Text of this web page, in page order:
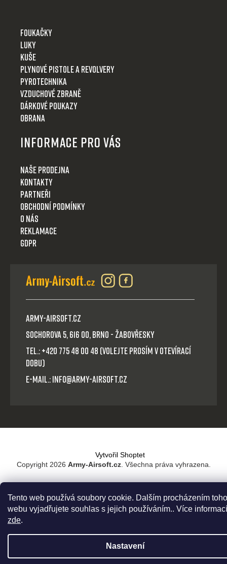
Tento web používá soubory cookie. Dalším procházením
webu vyjadřujete souhlas s jejich používáním.. Více informací
zde.
Nastavení
Foukačky
Luky
Kuše
Plynové pistole a revolvery
Pyrotechnika
Vzduchové zbraně
Dárkové poukazy
Obrana
Informace pro Vás
Naše prodejna
Kontakty
Partneři
Obchodní podmínky
O nás
Reklamace
GDPR
Army-Airsoft.cz
Sochorova 5, 616 00, Brno - Žabovřesky
Tel.: +420 775 48 00 48 (volejte prosím v otevírací
dobu)
E-mail.: info@army-airsoft.cz
Vytvořil Shoptet
Copyright 2026 Army-Airsoft.cz. Všechna práva vyhrazena.